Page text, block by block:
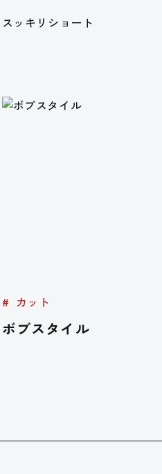
スッキリショート
カット
ボブスタイル